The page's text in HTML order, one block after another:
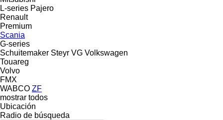
L-series Pajero
Renault
Premium
Scania
G-series
Schuitemaker Steyr VG Volkswagen
Touareg
Volvo
FMX
WABCO ZF
mostrar todos
Ubicación
Radio de búsqueda